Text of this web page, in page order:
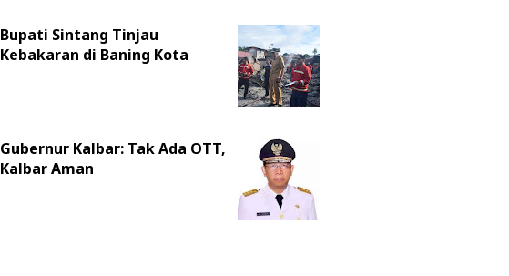
Bupati Sintang Tinjau
Kebakaran di Baning Kota
Gubernur Kalbar: Tak Ada OTT,
Kalbar Aman